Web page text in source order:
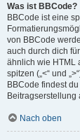
Was ist BBCode?
BBCode ist eine
von BBCode
auch durch dich
ähnlich wie HTML
spitzen („<“ und
BBCode findest
Beitragserstellung
Nach oben